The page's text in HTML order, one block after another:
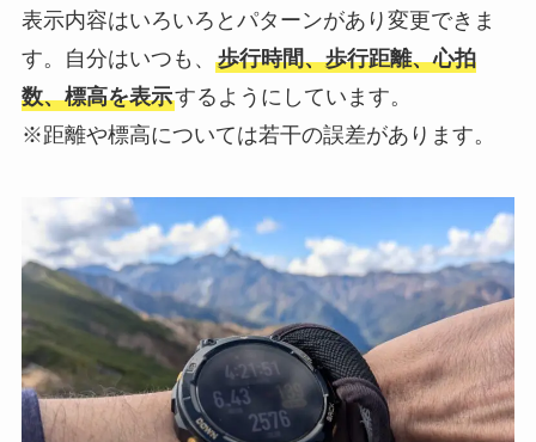
表示内容はいろいろとパターンがあり変更できま
す。自分はいつも、 歩行時間、歩行距離、心拍
数、標高を表示するようにしています。
※距離や標高については若干の誤差があります。